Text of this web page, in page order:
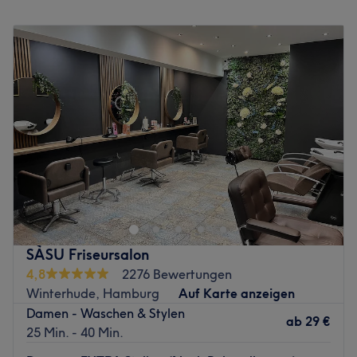
Was uns an dem Salon gefällt:
Atmosphäre: moderner und stylischer Salon.
Expertise: Menscare, Ladiescare Hair & Beautycare.
Extras: sehr gute Lage an der Hamburg Universität!
Zurück zur Salonansicht
Dienstag
09:30
Mittwoch
09:30–20:00
Donnerstag
09:30–20:00
Freitag
09:30–20:00
Samstag
09:30–20:00
Sonntag
Geschlossen
Es ist nicht immer leicht ein Kosmetikstudio zu finden, dem
man vertrauen kann. Einen Besuch bei Prime Cut & Beauty
Station Hamburg in Eimsbüttel wirst du garantiert nicht
bereuen! Hier kommst du auf den Genuss von
professionellen Gesichtsbehandlungen, dauerhafter
Haarentfernung, Permanent Make-Up und vielem mehr.
Worauf wartest du also noch? Buche deinen persönlichen
Wunschtermin online und bequem über Treatwell!
Am Langenfelder Damm wird Kundenzufriedenheit groß
SÀSU Friseursalon
4,8
2276 Bewertungen
Winterhude, Hamburg
Auf Karte anzeigen
Damen - Waschen & Stylen
25 Min. - 40 Min.
ab 29 €